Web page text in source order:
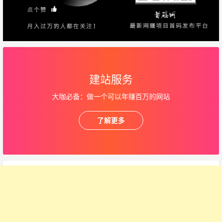
建站服务
大咖必备：做一个可以年赚百万的网站
了解更多